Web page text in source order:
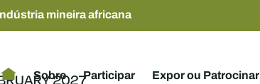
mineira africana
Sobre Participar Expor ou Patrocinar